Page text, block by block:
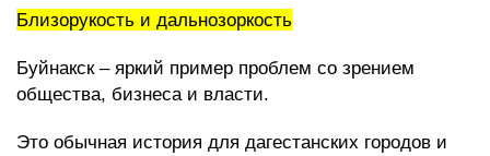
Близорукость и дальнозоркость
Буйнакск – яркий пример проблем со зрением
общества, бизнеса и власти.
Это обычная история для дагестанских городов и